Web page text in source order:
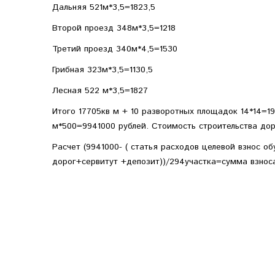
Дальняя 521м*3,5=1823,5
Второй проезд 348м*3,5=1218
Третий проезд 340м*4,5=1530
Грибная 323м*3,5=1130,5
Лесная 522 м*3,5=1827
Итого 17705кв м + 10 разворотных площадок
м*500=9941000 рублей. Стоимость строительства
Расчет (9941000- ( статья расходов целевой взнос
дорог+сервитут +депозит))/294участка=сумма